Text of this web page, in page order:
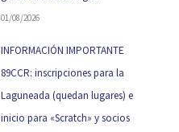
01/08/2026
INFORMACIÓN IMPORTANTE
89CCR: inscripciones para la
Laguneada (quedan lugares) e
inicio para «Scratch» y socios